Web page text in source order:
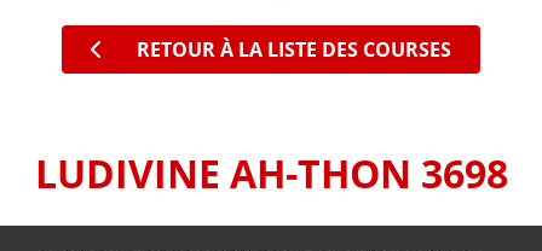
RETOUR À LA LISTE DES COURSES
LUDIVINE AH-THON 3698